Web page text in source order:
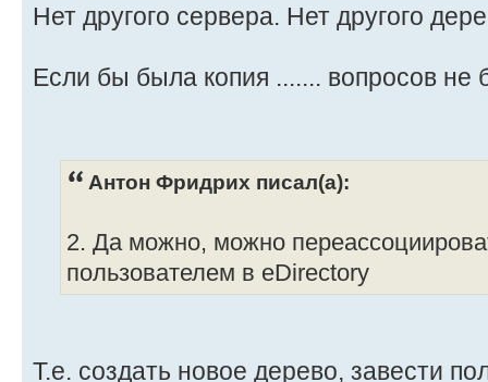
Нет другого сервера. Нет другого
Если бы была копия ....... вопросов не
Антон Фридрих писал(а):
2. Да можно, можно
пользователем в eDirectory
Т.е. создать новое дерево, завести